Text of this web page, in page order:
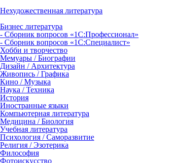
Нехудожественная литература
Бизнес литература
- Сборник вопросов «1С:Профессионал»
- Сборник вопросов «1С:Специалист»
Хобби и творчество
Мемуары / Биографии
Дизайн / Архитектура
Живопись / Графика
Кино / Музыка
Наука / Техника
История
Иностранные языки
Компьютерная литература
Медицина / Биология
Учебная литература
Психология / Саморазвитие
Религия / Эзотерика
Философия
Фотоискусство